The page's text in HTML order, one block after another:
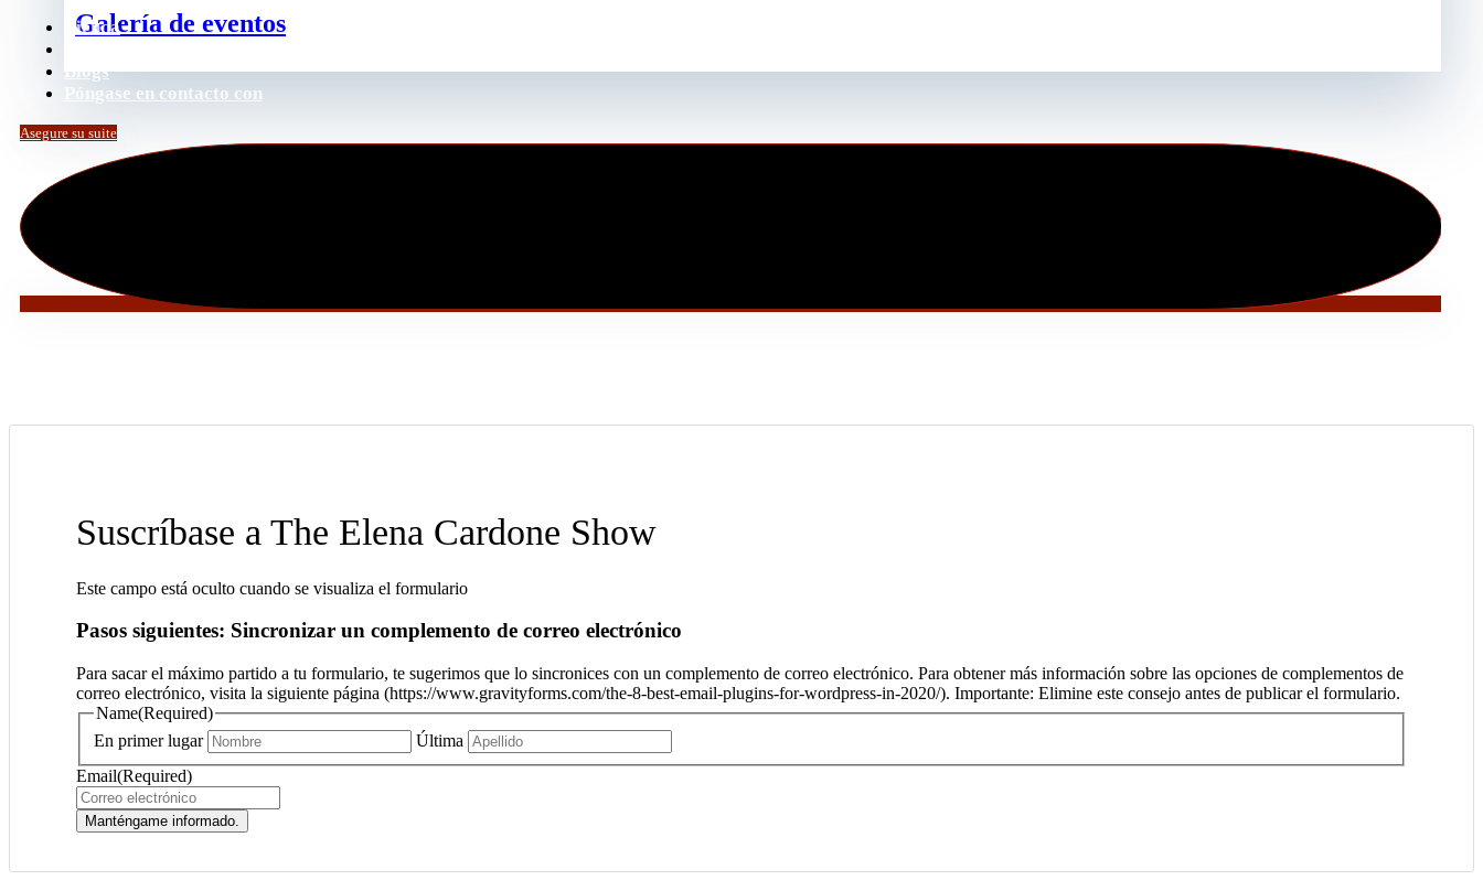
Galería de eventos
Tienda
Blogs
Póngase en contacto con
Asegure su suite
Suscríbase a The Elena Cardone Show
Este campo está oculto cuando se visualiza el formulario
Pasos siguientes: Sincronizar un complemento de correo electrónico
Para sacar el máximo partido a tu formulario, te sugerimos que lo sincronices con un complemento de correo electrónico. Para obtener más información sobre las opciones de complementos de
correo electrónico, visita la siguiente página (https://www.gravityforms.com/the-8-best-email-plugins-for-wordpress-in-2020/). Importante: Elimine este consejo antes de publicar el formulario.
Name(Required)
En primer lugar
Última
Email(Required)
Manténgame informado.